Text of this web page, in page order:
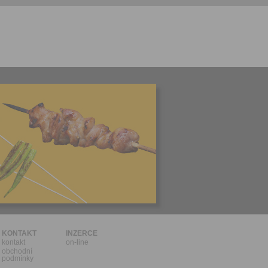
KONTAKT
kontakt
obchodní
podmínky
INZERCE
on-line
sdělení
v Praze.
let, nebo
tento
starší 16
s